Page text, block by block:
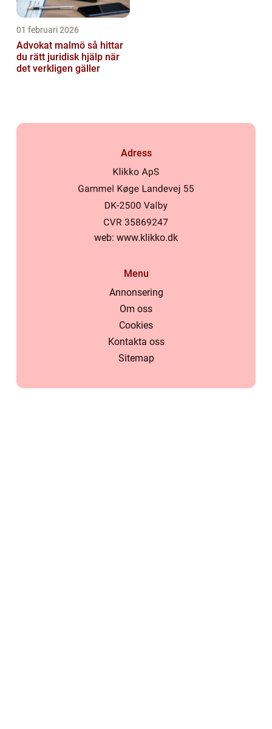
01 februari 2026
Advokat malmö så hittar
du rätt juridisk hjälp när
det verkligen gäller
Adress
web: www.klikko.dk
Menu
Annonsering
Om oss
Cookies
Kontakta oss
Sitemap